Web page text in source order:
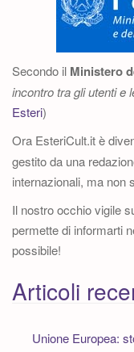
Secondo il Ministero
incontro tra gli utenti e
Esteri)
Ora EsteriCult.it è
gestito da una
internazionali, ma non
Il nostro occhio vigile
permette di informarti
possibile!
Articoli
Unione Europea: